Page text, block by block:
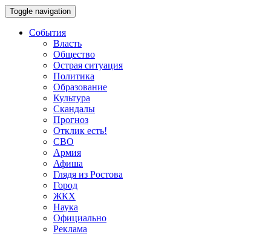
Toggle navigation
События
Власть
Общество
Острая ситуация
Политика
Образование
Культура
Скандалы
Прогноз
Отклик есть!
СВО
Армия
Афиша
Глядя из Ростова
Город
ЖКХ
Наука
Официально
Реклама